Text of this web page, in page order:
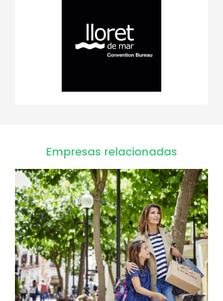
Empresas relacionadas